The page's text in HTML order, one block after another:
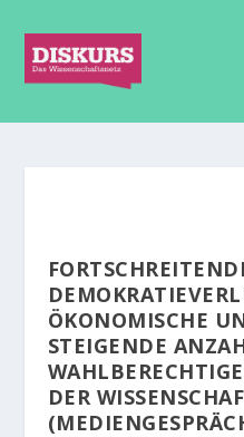
ÖKONOMISCHE
STEIGENDE
DER